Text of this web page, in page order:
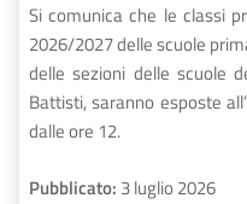
Si comunica che le classi
2026/2027 delle scuole
delle sezioni delle scuole
Battisti, saranno esposte
dalle ore 12.
Pubblicato: 3 luglio 2026